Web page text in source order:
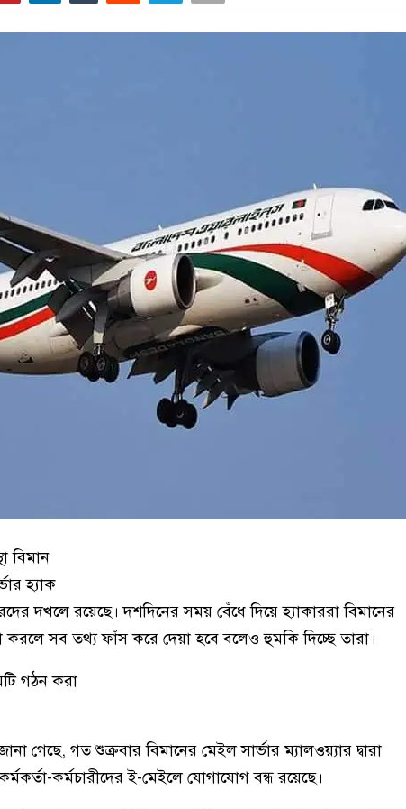
বিমান
হ্যাক
দখলে রয়েছে। দশদিনের সময় বেঁধে দিয়ে হ্যাকাররা বিমানের
করলে সব তথ্য ফাঁস করে দেয়া হবে বলেও হুমকি দিচ্ছে তারা।
গঠন করা
গেছে, গত শুক্রবার বিমানের মেইল সার্ভার ম্যালওয়্যার দ্বারা
কর্মচারীদের ই-মেইলে যোগাযোগ বন্ধ রয়েছে।